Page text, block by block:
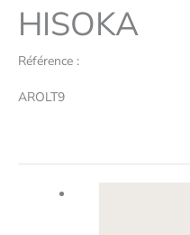
HISOKA
Référence :
AROLT9